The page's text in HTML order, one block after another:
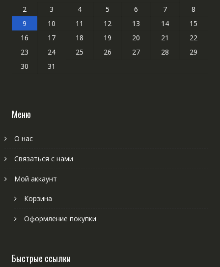
2
3 4 5 6 7
8
9
10 11 12 13 14
15
16
17 18 19 20 21
22
23
24 25 26 27 28
29
30
31
Меню
О нас
Связаться с нами
Мой аккаунт
Корзина
Оформление покупки
Быстрые ссылки